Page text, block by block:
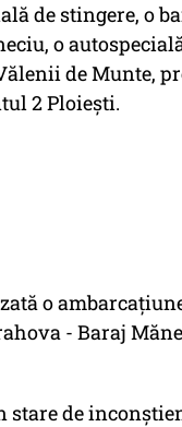
de stingere, o
o
de Munte,
2 Ploieşti.
o
- Baraj
stare de